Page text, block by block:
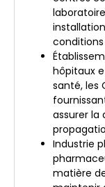
hôpitaux
santé, les
assurer la
Industrie
matière